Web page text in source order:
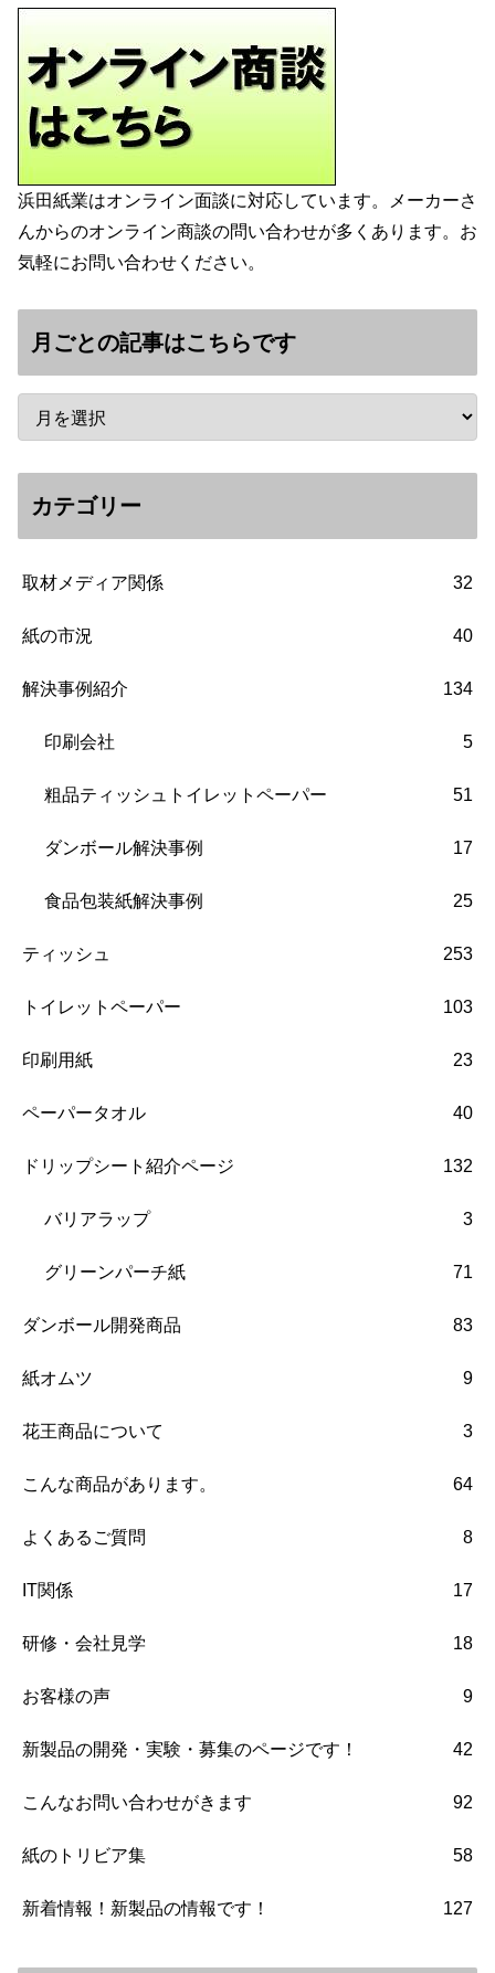
浜田紙業はオンライン面談に対応しています。メーカーさ
んからのオンライン商談の問い合わせが多くあります。お
気軽にお問い合わせください。
月ごとの記事はこちらです
カテゴリー
取材メディア関係 32
紙の市況 40
解決事例紹介 134
印刷会社 5
粗品ティッシュトイレットペーパー 51
ダンボール解決事例 17
食品包装紙解決事例 25
ティッシュ 253
トイレットペーパー 103
印刷用紙 23
ペーパータオル 40
ドリップシート紹介ページ 132
バリアラップ 3
グリーンパーチ紙 71
ダンボール開発商品 83
紙オムツ 9
花王商品について 3
こんな商品があります。 64
よくあるご質問 8
IT関係 17
研修・会社見学 18
お客様の声 9
新製品の開発・実験・募集のページです！ 42
こんなお問い合わせがきます 92
紙のトリビア集 58
新着情報！新製品の情報です！ 127